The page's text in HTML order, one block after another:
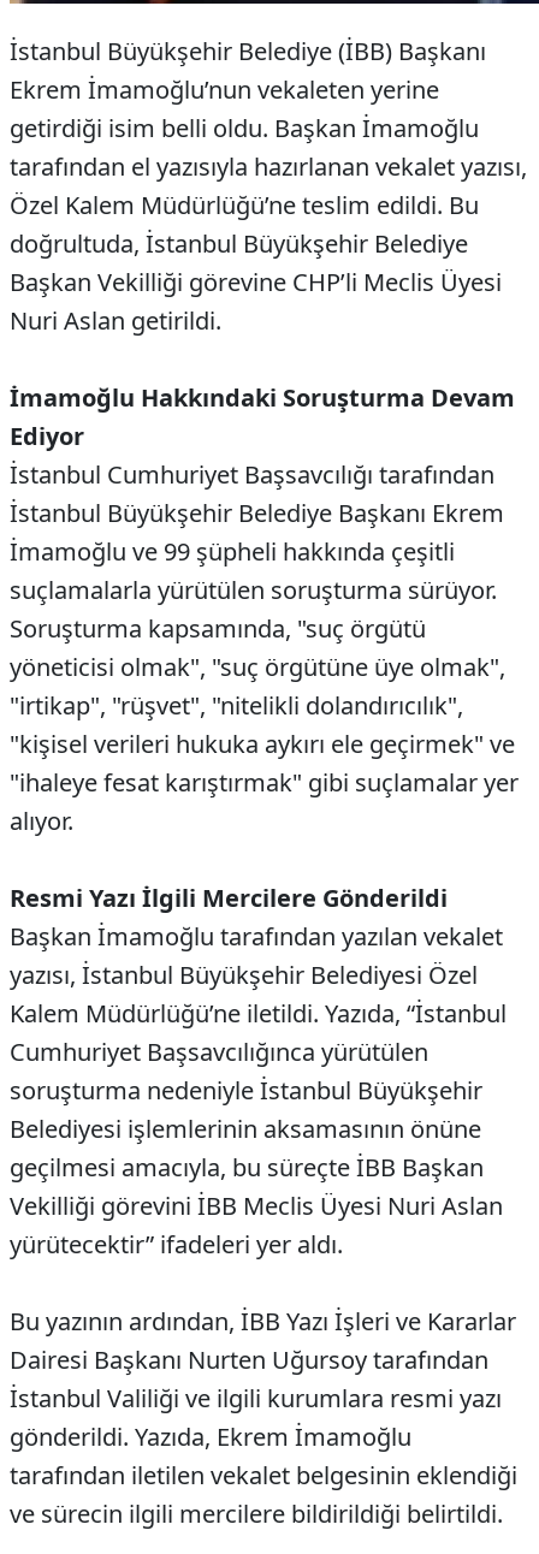
İstanbul Büyükşehir Belediye (İBB) Başkanı
Ekrem İmamoğlu’nun vekaleten yerine
getirdiği isim belli oldu. Başkan İmamoğlu
tarafından el yazısıyla hazırlanan vekalet yazısı,
Özel Kalem Müdürlüğü’ne teslim edildi. Bu
doğrultuda, İstanbul Büyükşehir Belediye
Başkan Vekilliği görevine CHP’li Meclis Üyesi
Nuri Aslan getirildi.
İmamoğlu Hakkındaki Soruşturma Devam
Ediyor
İstanbul Cumhuriyet Başsavcılığı tarafından
İstanbul Büyükşehir Belediye Başkanı Ekrem
İmamoğlu ve 99 şüpheli hakkında çeşitli
suçlamalarla yürütülen soruşturma sürüyor.
Soruşturma kapsamında, "suç örgütü
yöneticisi olmak", "suç örgütüne üye olmak",
"irtikap", "rüşvet", "nitelikli dolandırıcılık",
"kişisel verileri hukuka aykırı ele geçirmek" ve
"ihaleye fesat karıştırmak" gibi suçlamalar yer
alıyor.
Resmi Yazı İlgili Mercilere Gönderildi
Başkan İmamoğlu tarafından yazılan vekalet
yazısı, İstanbul Büyükşehir Belediyesi Özel
Kalem Müdürlüğü’ne iletildi. Yazıda, “İstanbul
Cumhuriyet Başsavcılığınca yürütülen
soruşturma nedeniyle İstanbul Büyükşehir
Belediyesi işlemlerinin aksamasının önüne
geçilmesi amacıyla, bu süreçte İBB Başkan
Vekilliği görevini İBB Meclis Üyesi Nuri Aslan
yürütecektir” ifadeleri yer aldı.
Bu yazının ardından, İBB Yazı İşleri ve Kararlar
Dairesi Başkanı Nurten Uğursoy tarafından
İstanbul Valiliği ve ilgili kurumlara resmi yazı
gönderildi. Yazıda, Ekrem İmamoğlu
tarafından iletilen vekalet belgesinin eklendiği
ve sürecin ilgili mercilere bildirildiği belirtildi.